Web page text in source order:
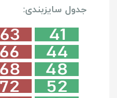
جدول سایزبندی: